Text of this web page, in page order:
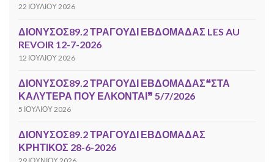
22 ΙΟΥΛΊΟΥ 2026
ΔΙΟΝΥΣΟΣ89.2 ΤΡΑΓΟΥΔΙ ΕΒΔΟΜΑΔΑΣ LES AU
REVOIR 12-7-2026
12 ΙΟΥΛΊΟΥ 2026
ΔΙΟΝΥΣΟΣ89.2 ΤΡΑΓΟΥΔΙ ΕΒΔΟΜΑΔΑΣ❝ΣΤΑ
ΚΑΛΥΤΕΡΑ ΠΟΥ ΕΛΚΟΝΤΑΙ❞ 5/7/2026
5 ΙΟΥΛΊΟΥ 2026
ΔΙΟΝΥΣΟΣ89.2 ΤΡΑΓΟΥΔΙ ΕΒΔΟΜΑΔΑΣ
ΚΡΗΤΙΚΟΣ 28-6-2026